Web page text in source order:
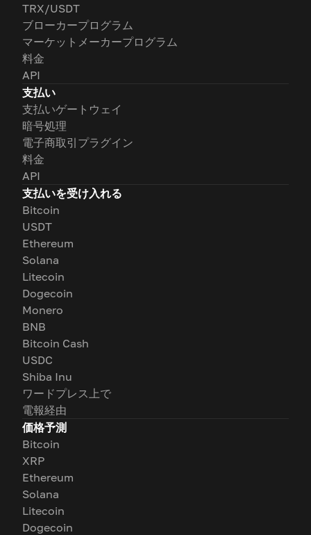
TRX/USDT
ブローカープログラム
マーケットメーカープログラム
料金
API
支払い
支払いゲートウェイ
暗号処理
電子商取引プラグイン
料金
API
支払いを受け入れる
Bitcoin
USDT
Ethereum
Solana
Litecoin
Dogecoin
Monero
BNB
Bitcoin Cash
USDC
Shiba Inu
ワードプレス上で
電報経由
価格予測
Bitcoin
XRP
Ethereum
Solana
Litecoin
Dogecoin